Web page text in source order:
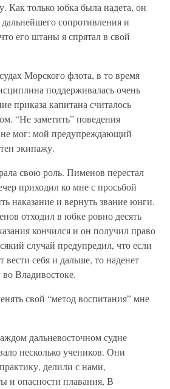
Как только юбка была надета, он
сопротивления и
его штаны я спрятал в свой
Морского флота, в то время
поддерживалась очень
приказа капитана считалось
“Не заметить” поведения
мог: мой предупреждающий
экипажу.
свою роль. Пименов перестал
приходил ко мне с просьбой
наказание и вернуть звание юнги.
отходил в юбке ровно десять
кончился и он получил право
случай предупредил, что если
вести себя и дальше, то наденет
Владивостоке.
свой “метод воспитания” мне
дальневосточном судне
несколько учеников. Они
делили с нами,
и опасности плавания, В